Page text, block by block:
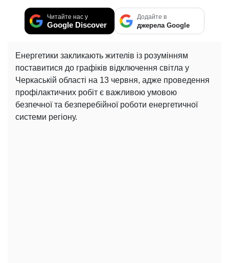
Читайте нас у
Google Discover
Додайте в
джерела Google
Енергетики закликають жителів із розумінням
поставитися до графіків відключення світла у
Черкаській області на 13 червня, адже проведення
профілактичних робіт є важливою умовою
безпечної та безперебійної роботи енергетичної
системи регіону.